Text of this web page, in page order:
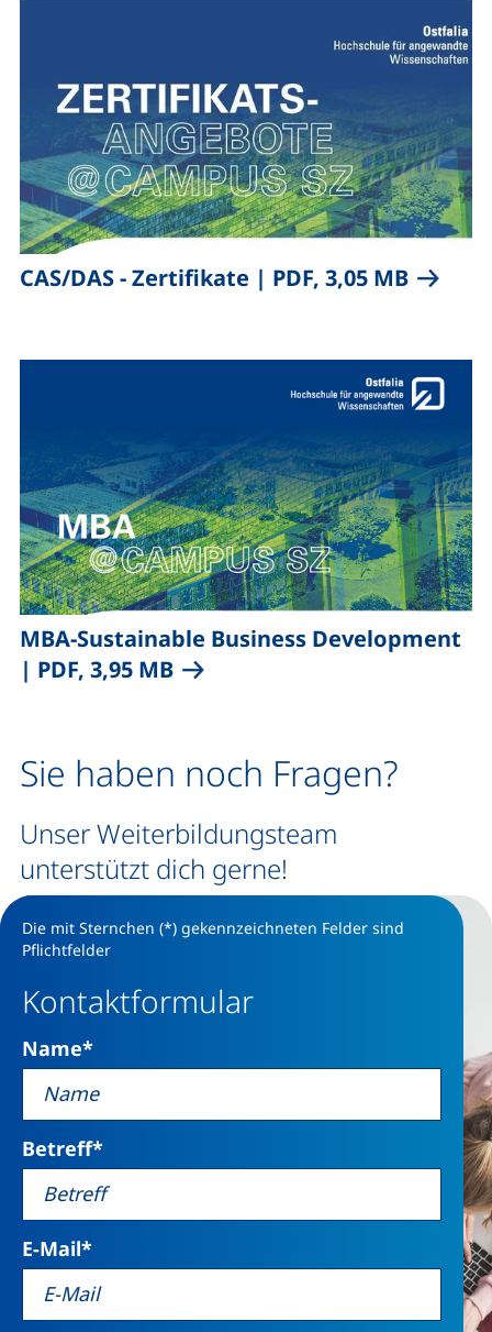
CAS/DAS - Zertifikate | PDF, 3,05 MB(öffnet
MBA-Sustainable Business Development
| PDF, 3,95 MB(öffnet neues Fenster),
Sie haben noch Fragen?
Unser Weiterbildungsteam
unterstützt dich gerne!
Die mit Sternchen (*) gekennzeichneten Felder sind
Pflichtfelder
Kontaktformular
Name*
Betreff*
E-Mail*